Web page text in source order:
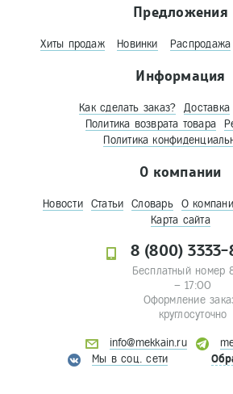
Предложения
Хиты продаж Новинки Распродажа
Информация
Как сделать заказ? Доставка
Политика возврата товара
Политика
О компании
Новости Статьи Словарь О
Карта сайта
8 (800) 3333-
Бесплатный номер
– 17:00
Оформление
круглосуточно
info@mekkain.ru
Мы в соц. сети